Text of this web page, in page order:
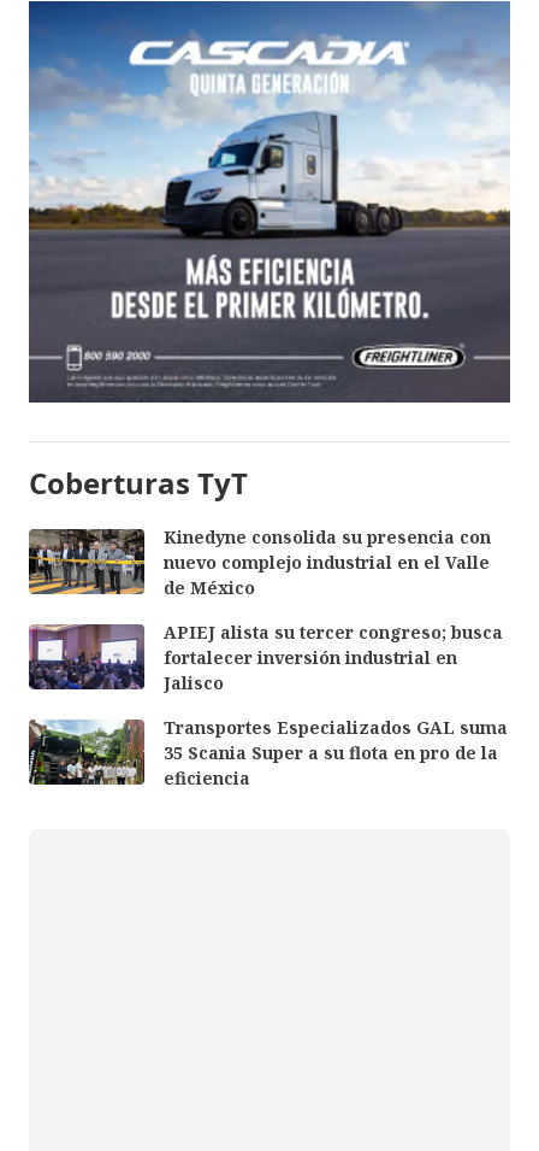
Coberturas TyT
Kinedyne consolida su presencia con
nuevo complejo industrial en el Valle
de México
APIEJ alista su tercer congreso; busca
fortalecer inversión industrial en
Jalisco
Transportes Especializados GAL suma
35 Scania Super a su flota en pro de la
eficiencia